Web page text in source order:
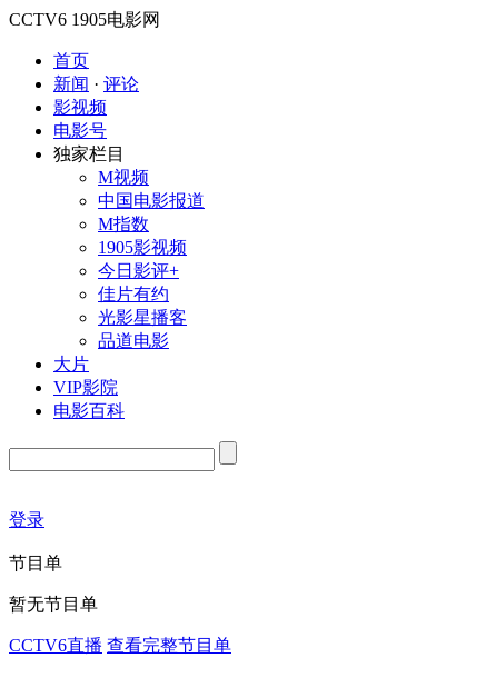
CCTV6 1905电影网
首页
新闻 · 评论
影视频
电影号
独家栏目
M视频
中国电影报道
M指数
1905影视频
今日影评+
佳片有约
光影星播客
品道电影
大片
VIP影院
电影百科
登录
节目单
暂无节目单
CCTV6直播 查看完整节目单